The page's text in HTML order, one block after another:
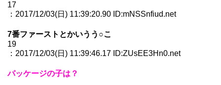
17
：2017/12/03(日) 11:39:20.90 ID:mNSSnfiud.net
7番ファーストとかいうう○こ
19
：2017/12/03(日) 11:39:46.17 ID:ZUsEE3Hn0.net
パッケージの子は？